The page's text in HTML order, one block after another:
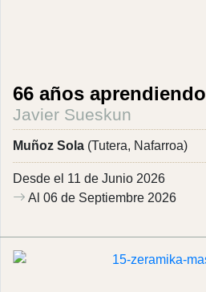
66 años aprendiendo
Javier Sueskun
Muñoz Sola (Tutera, Nafarroa)
Desde el 11 de Junio 2026
Al 06 de Septiembre 2026